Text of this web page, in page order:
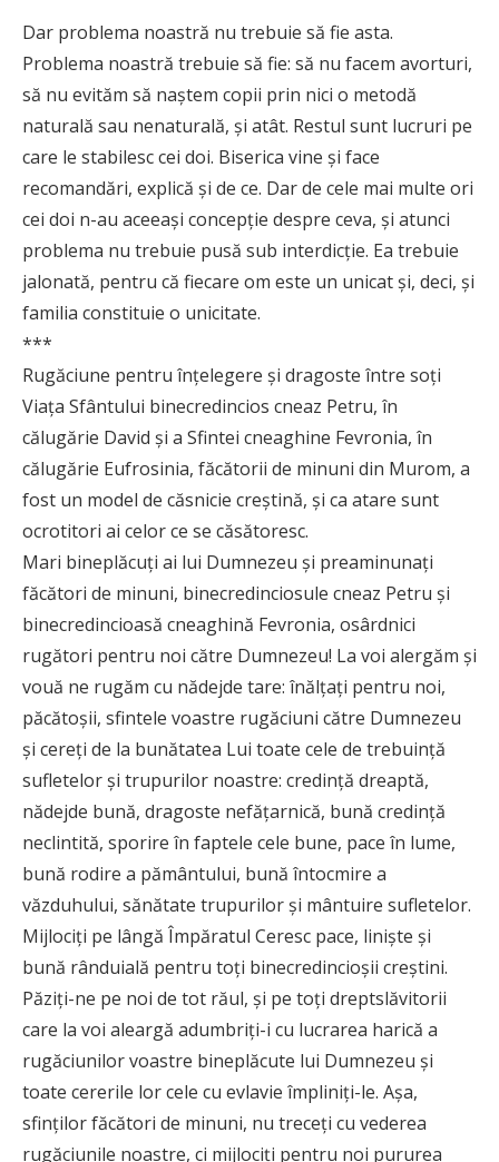
Dar problema noastră nu trebuie să fie asta.
Problema noastră trebuie să fie: să nu facem avorturi,
să nu evităm să naştem copii prin nici o metodă
naturală sau nenaturală, şi atât. Restul sunt lucruri pe
care le stabilesc cei doi. Biserica vine şi face
recomandări, explică şi de ce. Dar de cele mai multe ori
cei doi n-au aceeaşi concepţie despre ceva, şi atunci
problema nu trebuie pusă sub interdicţie. Ea trebuie
jalonată, pentru că fiecare om este un unicat şi, deci, şi
familia constituie o unicitate.
***
Rugăciune pentru înţelegere şi dragoste între soţi
Viaţa Sfântului binecredincios cneaz Petru, în
călugărie David şi a Sfintei cneaghine Fevronia, în
călugărie Eufrosinia, făcătorii de minuni din Murom, a
fost un model de căsnicie creştină, şi ca atare sunt
ocrotitori ai celor ce se căsătoresc.
Mari bineplăcuţi ai lui Dumnezeu şi preaminunaţi
făcători de minuni, binecredinciosule cneaz Petru şi
binecredincioasă cneaghină Fevronia, osârdnici
rugători pentru noi către Dumnezeu! La voi alergăm şi
vouă ne rugăm cu nădejde tare: înălţaţi pentru noi,
păcătoşii, sfintele voastre rugăciuni către Dumnezeu
şi cereţi de la bunătatea Lui toate cele de trebuinţă
sufletelor şi trupurilor noastre: credinţă dreaptă,
nădejde bună, dragoste nefăţarnică, bună credinţă
neclintită, sporire în faptele cele bune, pace în lume,
bună rodire a pământului, bună întocmire a
văzduhului, sănătate trupurilor şi mântuire sufletelor.
Mijlociţi pe lângă Împăratul Ceresc pace, linişte şi
bună rânduială pentru toţi binecredincioşii creştini.
Păziţi-ne pe noi de tot răul, şi pe toţi dreptslăvitorii
care la voi aleargă adumbriţi-i cu lucrarea harică a
rugăciunilor voastre bineplăcute lui Dumnezeu şi
toate cererile lor cele cu evlavie împliniţi-le. Aşa,
sfinţilor făcători de minuni, nu treceţi cu vederea
rugăciunile noastre, ci mijlociţi pentru noi pururea